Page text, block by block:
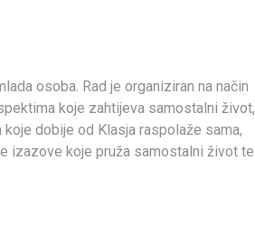
osoba. Rad je organiziran na način
koje zahtijeva samostalni život,
dobije od Klasja raspolaže sama,
izazove koje pruža samostalni život te